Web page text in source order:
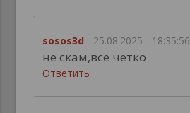
sosos3d - 25.08.2025 - 18:35:56
не скам,все четко
Ответить